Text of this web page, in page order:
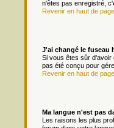
n'êtes pas enregistré,
Revenir en haut de page
J'ai changé le fuseau
Si vous êtes sûr d'avoir
pas été conçu pour
Revenir en haut de page
Ma langue n'est pas
Les raisons les plus